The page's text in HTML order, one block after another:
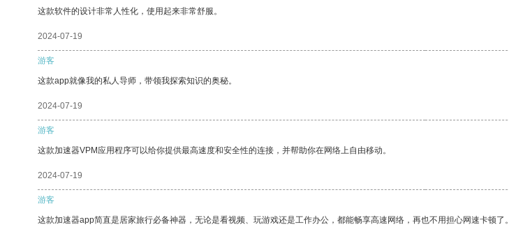
这款软件的设计非常人性化，使用起来非常舒服。
2024-07-19
游客
这款app就像我的私人导师，带领我探索知识的奥秘。
2024-07-19
游客
这款加速器VPM应用程序可以给你提供最高速度和安全性的连接，并帮助你在网络上自由移动。
2024-07-19
游客
这款加速器app简直是居家旅行必备神器，无论是看视频、玩游戏还是工作办公，都能畅享高速网络，再也不用担心网速卡顿了。